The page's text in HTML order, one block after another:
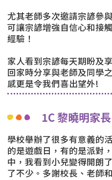
尤其老師多次邀請宗諺參
可讓宗諺增強自信心和接
經驗！
家人看到宗諺每天期盼及
回家時分享與老師及同學
感更是令我們喜出望外!
1C 黎曉明家長
學校舉辦了很多有意義的
的是遊戲日，有的是派對
中，我看到小兒變得開朗
了不少。多謝校長、老師